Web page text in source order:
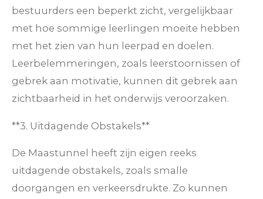
bestuurders een beperkt zicht, vergelijkbaar
met hoe sommige leerlingen moeite hebben
met het zien van hun leerpad en doelen.
Leerbelemmeringen, zoals leerstoornissen of
gebrek aan motivatie, kunnen dit gebrek aan
zichtbaarheid in het onderwijs veroorzaken.
**3. Uitdagende Obstakels**
De Maastunnel heeft zijn eigen reeks
uitdagende obstakels, zoals smalle
doorgangen en verkeersdrukte. Zo kunnen